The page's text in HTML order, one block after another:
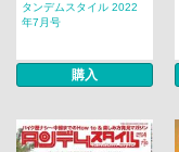
タンデムスタイル 2022
年7月号
購入